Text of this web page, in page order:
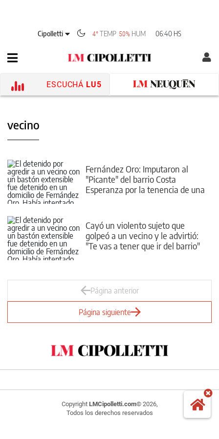
Cipolletti 4° TEMP 50% HUM 06:40 HS
ESCUCHÁ LU5
vecino
Fernández Oro: Imputaron al
"Picante" del barrio Costa
Esperanza por la tenencia de una
Cayó un violento sujeto que
golpeó a un vecino y le advirtió:
"Te vas a tener que ir del barrio"
Página anterior
Página siguiente
Copyright LMCipolletti.com© 2026,
Todos los derechos reservados